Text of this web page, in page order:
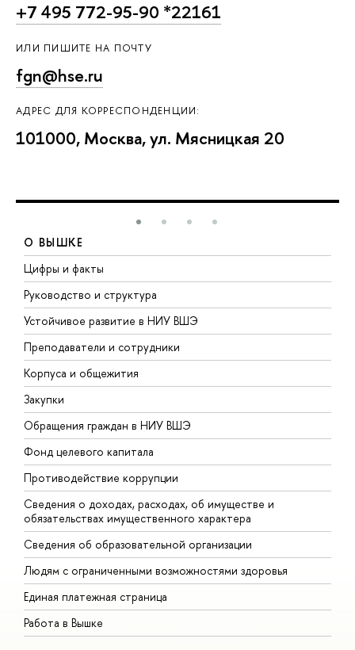
+7 495 772-95-90 *22161
ИЛИ ПИШИТЕ НА ПОЧТУ
fgn@hse.ru
АДРЕС ДЛЯ КОРРЕСПОНДЕНЦИИ:
101000, Москва, ул. Мясницкая 20
О ВЫШКЕ
Цифры и факты
Руководство и структура
Устойчивое развитие в НИУ ВШЭ
Преподаватели и сотрудники
Корпуса и общежития
Закупки
Обращения граждан в НИУ ВШЭ
Фонд целевого капитала
Противодействие коррупции
Сведения о доходах, расходах, об имуществе и
обязательствах имущественного характера
Сведения об образовательной организации
Людям с ограниченными возможностями здоровья
Единая платежная страница
Работа в Вышке